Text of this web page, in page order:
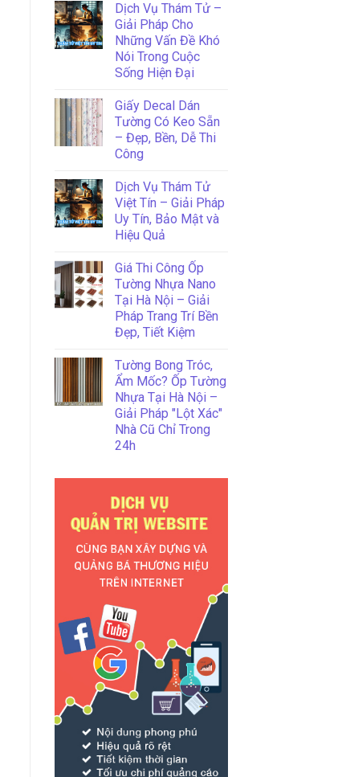
Dịch Vụ Thám Tử –
Giải Pháp Cho
Những Vấn Đề Khó
Nói Trong Cuộc
Sống Hiện Đại
Giấy Decal Dán
Tường Có Keo Sẵn
– Đẹp, Bền, Dễ Thi
Công
Dịch Vụ Thám Tử
Việt Tín – Giải Pháp
Uy Tín, Bảo Mật và
Hiệu Quả
Giá Thi Công Ốp
Tường Nhựa Nano
Tại Hà Nội – Giải
Pháp Trang Trí Bền
Đẹp, Tiết Kiệm
Tường Bong Tróc,
Ẩm Mốc? Ốp Tường
Nhựa Tại Hà Nội –
Giải Pháp "Lột Xác"
Nhà Cũ Chỉ Trong
24h